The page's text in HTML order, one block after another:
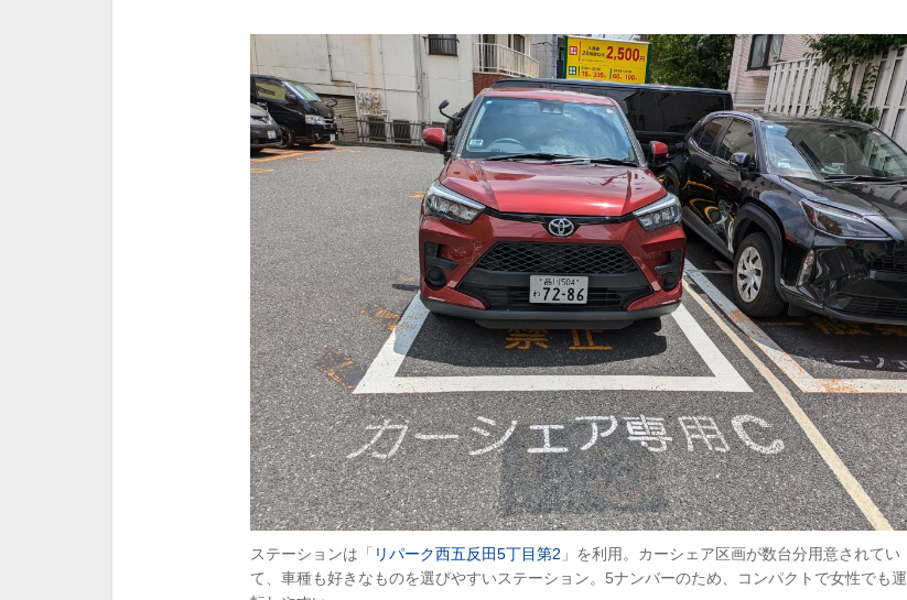
ステーションは「 リパーク西五反田5丁目第2 」を利用。カーシェア区画が数台分用意されてい
て、車種も好きなものを選びやすいステーション。5ナンバーのため、コンパクトで女性でも運